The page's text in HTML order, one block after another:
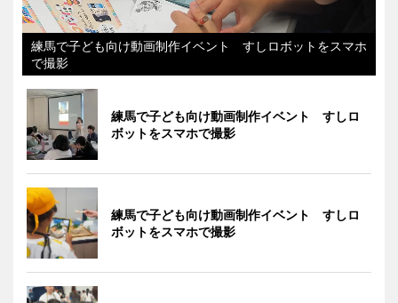
練馬で子ども向け動画制作イベント すしロボットをスマホ
で撮影
練馬で子ども向け動画制作イベント すしロ
ボットをスマホで撮影
練馬で子ども向け動画制作イベント すしロ
ボットをスマホで撮影